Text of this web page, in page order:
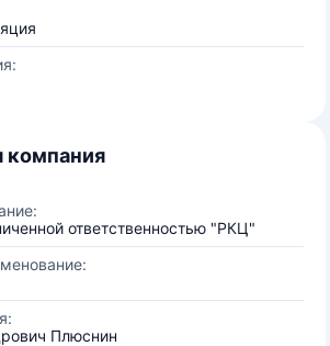
компания
ответственностью "РКЦ"
Плюснин